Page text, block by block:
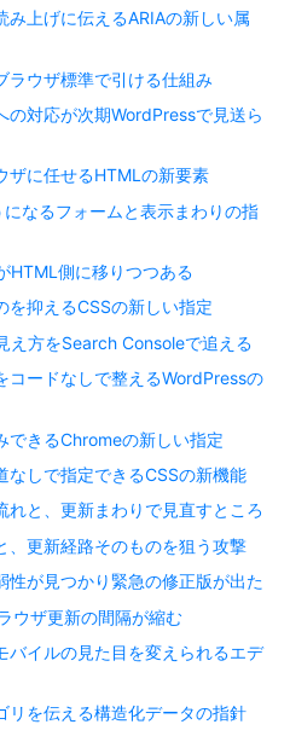
み上げに伝えるARIAの新しい属
ラウザ標準で引ける仕組み
の対応が次期WordPressで見送ら
ザに任せるHTMLの新要素
なるフォームと表示まわりの指
HTML側に移りつつある
を抑えるCSSの新しい指定
え方をSearch Consoleで追える
コードなしで整えるWordPressの
できるChromeの新しい指定
なしで指定できるCSSの新機能
と、更新まわりで見直すところ
、更新経路そのものを狙う攻撃
が見つかり緊急の修正版が出た
ウザ更新の間隔が縮む
バイルの見た目を変えられるエデ
リを伝える構造化データの指針